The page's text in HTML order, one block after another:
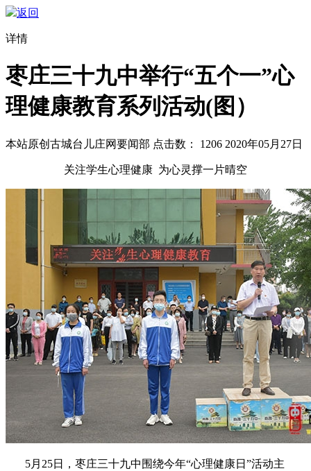
返回
详情
枣庄三十九中举行“五个一”心
理健康教育系列活动(图）
本站原创 古城台儿庄网要闻部 点击数： 1206 2020年05月27日
关注学生心理健康 为心灵撑一片晴空
5月25日，枣庄三十九中围绕今年“心理健康日”活动主